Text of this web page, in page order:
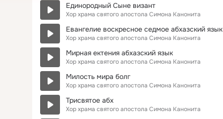
Единородный Сыне визант
Хор храма святого апостола Симона Канонита
Евангелие воскресное седмое абхазский язык
Хор храма святого апостола Симона Канонита
Мирная ектения абхазский язык
Хор храма святого апостола Симона Канонита
Милость мира болг
Хор храма святого апостола Симона Канонита
Трисвятое абх
Хор храма святого апостола Симона Канонита